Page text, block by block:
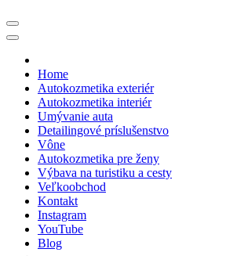
Home
Autokozmetika exteriér
Autokozmetika interiér
Umývanie auta
Detailingové príslušenstvo
Vône
Autokozmetika pre ženy
Výbava na turistiku a cesty
Veľkoobchod
Kontakt
Instagram
YouTube
Blog